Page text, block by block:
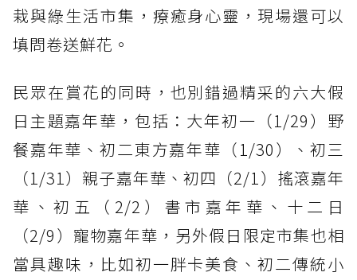
栽與綠生活市集，療癒身心靈，現場還可以
填問卷送鮮花。
民眾在賞花的同時，也別錯過精采的六大假
日主題嘉年華，包括：大年初一（1/29）野
餐嘉年華、初二東方嘉年華（1/30）、初三
（1/31）親子嘉年華、初四（2/1）搖滾嘉年
華、初五（2/2）書市嘉年華、十二日
（2/9）寵物嘉年華，另外假日限定市集也相
當具趣味，比如初一胖卡美食、初二傳統小